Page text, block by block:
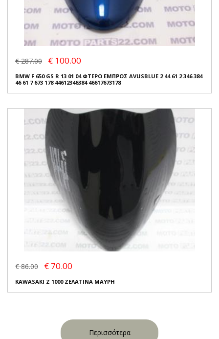
€ 287.00 € 100.00
BMW F 650 GS R 13 01 04 ΦΤΕΡΟ ΕΜΠΡΟΣ AVUSBLUE 2 44 61 2 346 384
46 61 7 673 178 44612346384 46617673178
€ 86.00 € 70.00
KAWASAKI Z 1000 ΖΕΛΑΤΙΝΑ ΜΑΥΡΗ
Περισσότερα